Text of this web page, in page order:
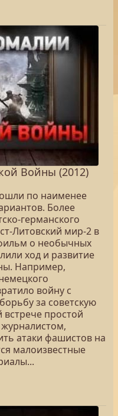
Войны (2012)
по наименее
Более
германского
Литовский мир-2 в
о необычных
ход и развитие
Например,
войну с
за советскую
встрече простой
атаки фашистов на
малоизвестные